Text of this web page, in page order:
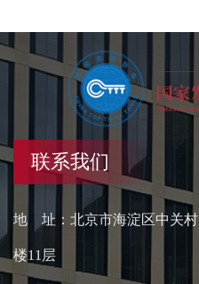
联系我们
地 址：北京市海淀区中关村
楼11层